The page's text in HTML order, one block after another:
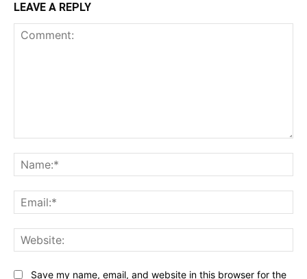
LEAVE A REPLY
Save my name, email, and website in this browser for the